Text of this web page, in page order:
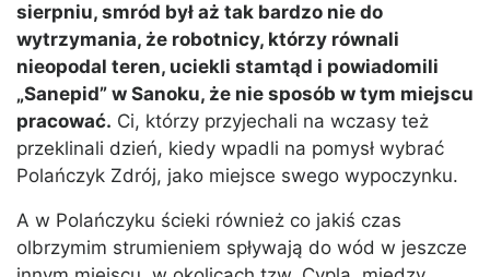
sierpniu, smród był aż tak bardzo nie do
wytrzymania, że robotnicy, którzy równali
nieopodal teren, uciekli stamtąd i powiadomili
„Sanepid” w Sanoku, że nie sposób w tym miejscu
pracować. Ci, którzy przyjechali na wczasy też
przeklinali dzień, kiedy wpadli na pomysł wybrać
Polańczyk Zdrój, jako miejsce swego wypoczynku.
A w Polańczyku ścieki również co jakiś czas
olbrzymim strumieniem spływają do wód w jeszcze